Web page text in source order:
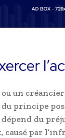
ou un
principe
du
par